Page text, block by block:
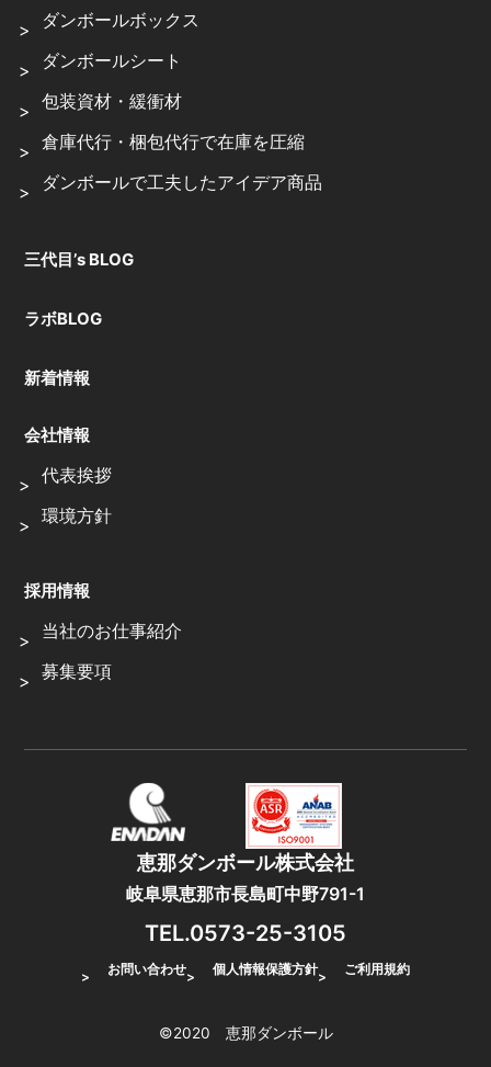
ダンボールボックス
ダンボールシート
包装資材・緩衝材
倉庫代行・梱包代行で在庫を圧縮
ダンボールで工夫したアイデア商品
三代目’s BLOG
ラボBLOG
新着情報
会社情報
代表挨拶
環境方針
採用情報
当社のお仕事紹介
募集要項
恵那ダンボール株式会社
岐阜県恵那市長島町中野791-1
TEL.0573-25-3105
お問い合わせ 個人情報保護方針 ご利用規約
©2020 恵那ダンボール